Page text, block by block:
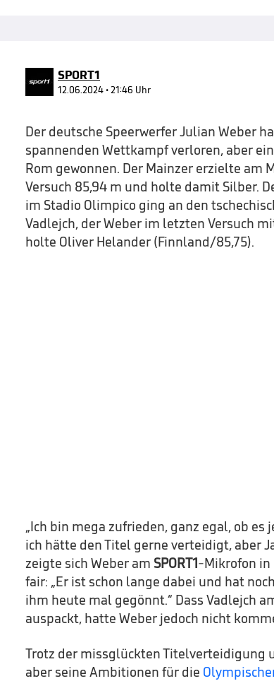
SPORT1
12.06.2024 • 21:46 Uhr
Der deutsche Speerwerfer Julian Weber
spannenden Wettkampf verloren, aber
Rom gewonnen. Der Mainzer erzielte am
Versuch 85,94 m und holte damit Silber.
im Stadio Olimpico ging an den
Vadlejch, der Weber im letzten Versuch
holte Oliver Helander (Finnland/85,75).
„Ich bin mega zufrieden, ganz egal, ob
ich hätte den Titel gerne verteidigt, aber
zeigte sich Weber am SPORT1-Mikrofon in
fair: „Er ist schon lange dabei und hat
ihm heute mal gegönnt.“ Dass Vadlejch
auspackt, hatte Weber jedoch nicht
Trotz der missglückten Titelverteidigung
aber seine Ambitionen für die